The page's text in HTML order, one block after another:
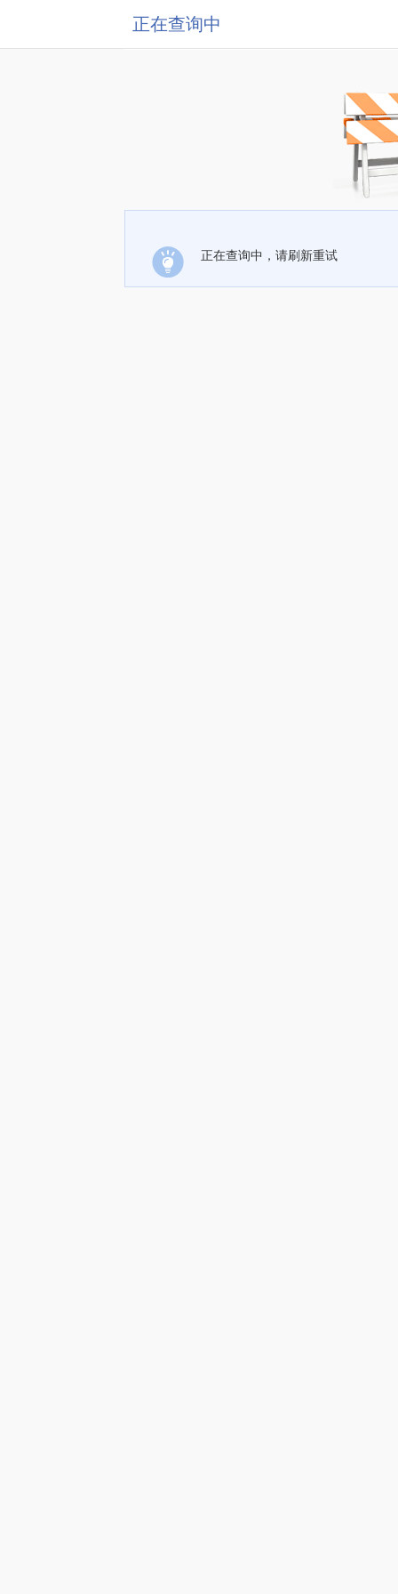
正在查询中
正在查询中，请刷新重试